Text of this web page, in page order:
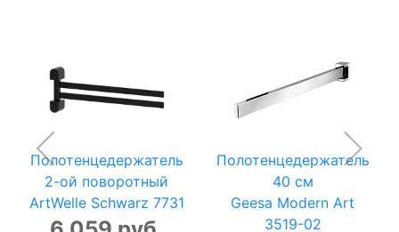
Полотенцедержатель
2-ой поворотный
ArtWelle Schwarz 7731
Полотенцедержатель
40 см
Geesa Modern Art
3519-02